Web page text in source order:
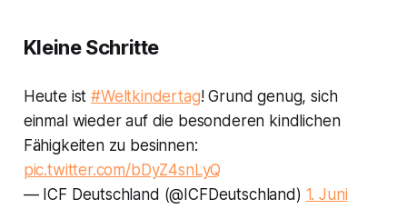
Kleine Schritte
Heute ist#Weltkindertag! Grund genug, sich
einmal wieder auf die besonderen kindlichen
Fähigkeiten zu besinnen:
pic.twitter.com/bDyZ4snLyQ
— ICF Deutschland (@ICFDeutschland) 1. Juni